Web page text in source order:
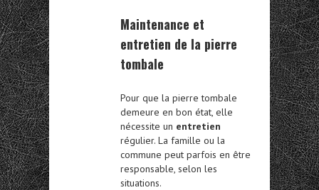
Maintenance et
entretien de la pierre
tombale
Pour que la pierre tombale
demeure en bon état, elle
nécessite un entretien
régulier. La famille ou la
commune peut parfois en être
responsable, selon les
situations.